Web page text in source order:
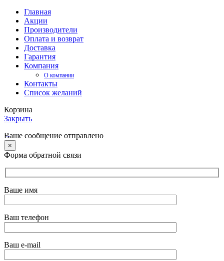
Главная
Акции
Производители
Оплата и возврат
Доставка
Гарантия
Компания
О компании
Контакты
Список желаний
Корзина
Закрыть
Ваше сообщение отправлено
×
Форма обратной связи
Ваше имя
Ваш телефон
Ваш e-mail